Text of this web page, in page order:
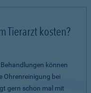
Tierarzt kosten?
können
Ohrenreinigung bei
gern schon mal mit